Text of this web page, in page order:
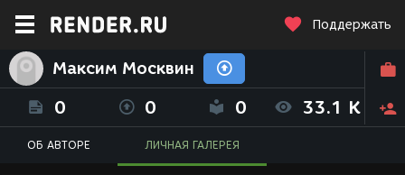
Поддержать
Максим Москвин
0 0 0 33.1 K
ОБ АВТОРЕ ЛИЧНАЯ ГАЛЕРЕЯ